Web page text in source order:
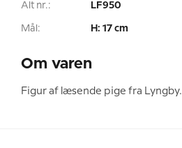
Alt nr.: LF950
Mål: H: 17 cm
Om varen
Figur af læsende pige fra Lyngby.